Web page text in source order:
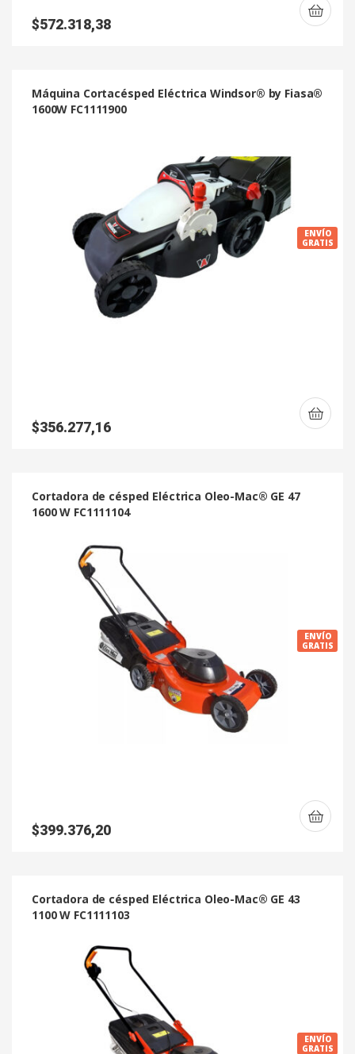
$572.318,38
Máquina Cortacésped Eléctrica Windsor® by Fiasa®
1600W FC1111900
ENVÍO
GRATIS
$356.277,16
Cortadora de césped Eléctrica Oleo-Mac® GE 47
1600 W FC1111104
ENVÍO
GRATIS
$399.376,20
Cortadora de césped Eléctrica Oleo-Mac® GE 43
1100 W FC1111103
ENVÍO
GRATIS